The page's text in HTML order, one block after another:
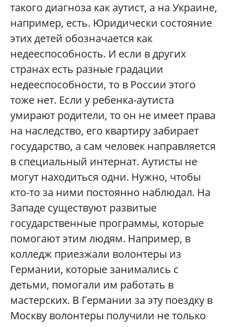
такого диагноза как аутист, а на Украине,
например, есть. Юридически состояние
этих детей обозначается как
недееспособность. И если в других
странах есть разные градации
недееспособности, то в России этого
тоже нет. Если у ребенка-аутиста
умирают родители, то он не имеет права
на наследство, его квартиру забирает
государство, а сам человек направляется
в специальный интернат. Аутисты не
могут находиться одни. Нужно, чтобы
кто-то за ними постоянно наблюдал. На
Западе существуют развитые
государственные программы, которые
помогают этим людям. Например, в
колледж приезжали волонтеры из
Германии, которые занимались с
детьми, помогали им работать в
мастерских. В Германии за эту поездку в
Москву волонтеры получили не только